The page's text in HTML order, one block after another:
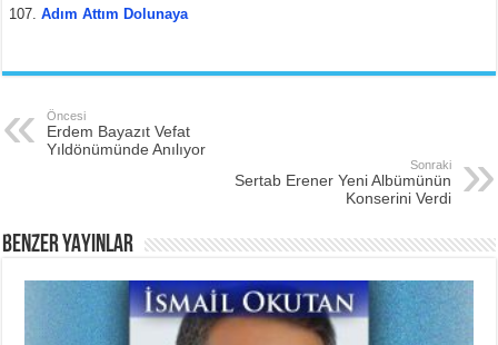
Adım Attım Dolunaya
Öncesi
Erdem Bayazıt Vefat
Yıldönümünde Anılıyor
Sonraki
Sertab Erener Yeni Albümünün
Konserini Verdi
BENZER YAYINLAR